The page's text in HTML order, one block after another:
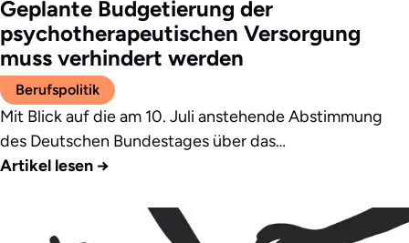
Geplante Budgetierung der
psychotherapeutischen Versorgung
muss verhindert werden
Berufspolitik
Mit Blick auf die am 10. Juli anstehende Abstimmung
des Deutschen Bundestages über das…
Artikel lesen →